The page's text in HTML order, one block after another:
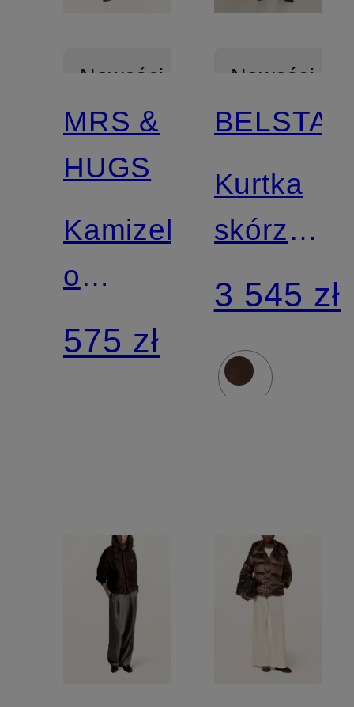
Nowości
MRS &
HUGS
Kamizelka
o
wyglądzie
skóry z
575 zł
Nowości
Kurtka
skórzana
3 545 zł